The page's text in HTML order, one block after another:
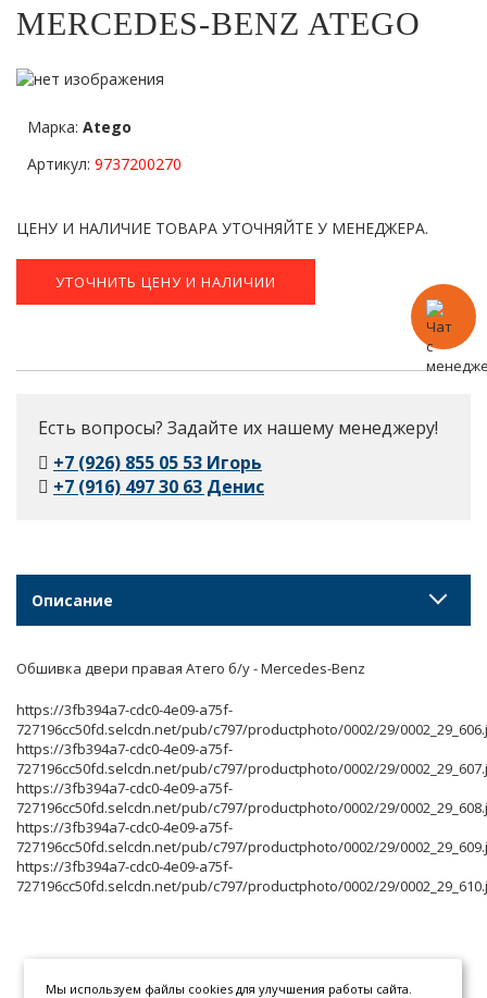
MERCEDES-BENZ ATEGO
Марка: Atego
Артикул: 9737200270
ЦЕНУ И НАЛИЧИЕ ТОВАРА УТОЧНЯЙТЕ У МЕНЕДЖЕРА.
УТОЧНИТЬ ЦЕНУ И НАЛИЧИИ
Есть вопросы? Задайте их нашему менеджеру!
+7 (926) 855 05 53 Игорь
+7 (916) 497 30 63 Денис
Описание
Обшивка двери правая Атего б/у - Mercedes-Benz
https://3fb394a7-cdc0-4e09-a75f-
727196cc50fd.selcdn.net/pub/c797/productphoto/0002/29/
https://3fb394a7-cdc0-4e09-a75f-
727196cc50fd.selcdn.net/pub/c797/productphoto/0002/29/
https://3fb394a7-cdc0-4e09-a75f-
727196cc50fd.selcdn.net/pub/c797/productphoto/0002/29/
https://3fb394a7-cdc0-4e09-a75f-
727196cc50fd.selcdn.net/pub/c797/productphoto/0002/29/
https://3fb394a7-cdc0-4e09-a75f-
727196cc50fd.selcdn.net/pub/c797/productphoto/0002/29/
Мы используем файлы cookies для улучшения работы сайта.